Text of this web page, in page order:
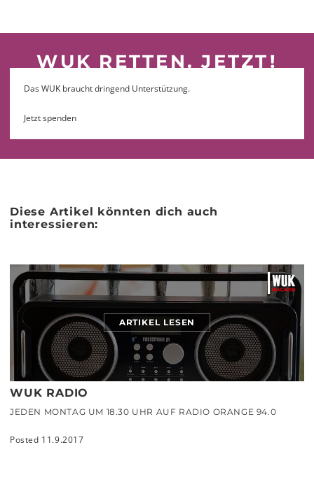
WUK RETTEN. JETZT!
Das WUK braucht dringend Unterstützung.
Jetzt spenden
Diese Artikel könnten dich auch
interessieren:
ARTIKEL LESEN
WUK RADIO
JEDEN MONTAG UM 18.30 UHR AUF RADIO ORANGE 94.0
Posted 11.9.2017